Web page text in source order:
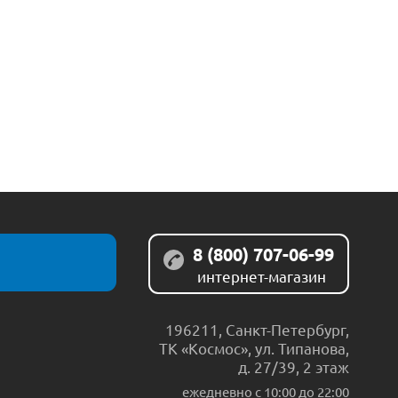
8 (800) 707-06-99
интернет-магазин
196211 Санкт-Петербург,
ТК «Космос», ул. Типанова,
д. 27/39, 2 этаж
ежедневно c 10:00 до 22:00